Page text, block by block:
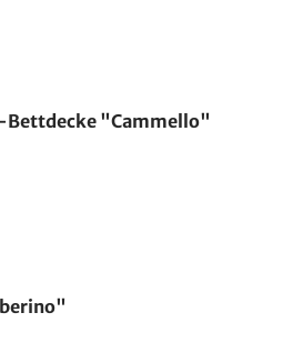
"Cammello"